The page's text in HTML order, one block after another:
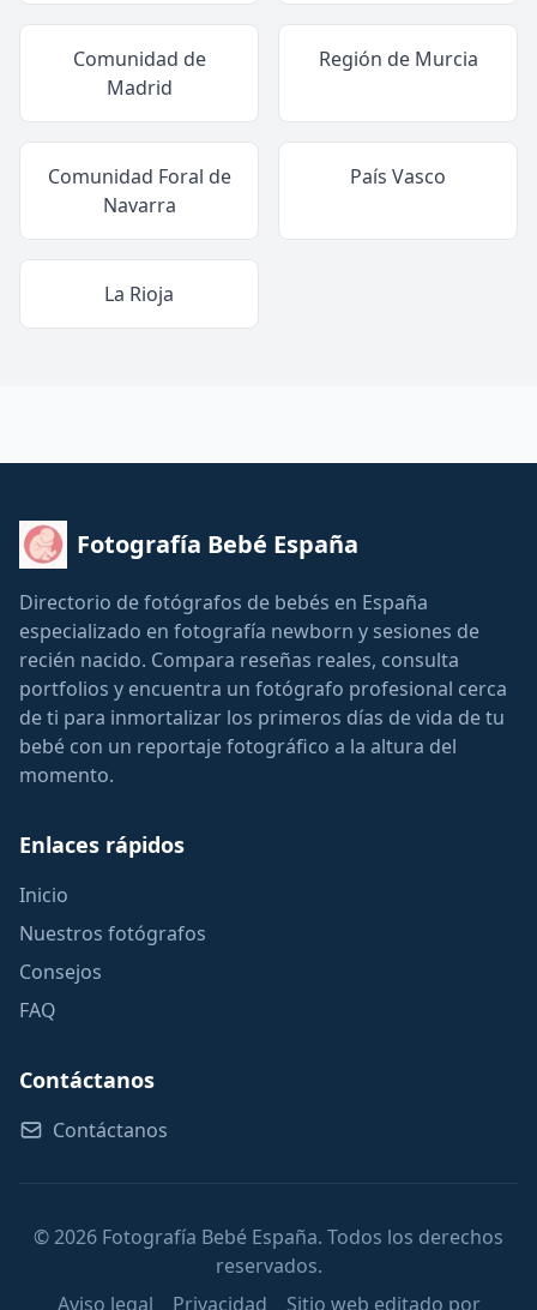
Comunidad de
Madrid
Región de Murcia
Comunidad Foral de
Navarra
País Vasco
La Rioja
Fotografía Bebé España
Directorio de fotógrafos de bebés en España
especializado en fotografía newborn y sesiones de
recién nacido. Compara reseñas reales, consulta
portfolios y encuentra un fotógrafo profesional cerca
de ti para inmortalizar los primeros días de vida de tu
bebé con un reportaje fotográfico a la altura del
momento.
Enlaces rápidos
Inicio
Nuestros fotógrafos
Consejos
FAQ
Contáctanos
Contáctanos
© 2026 Fotografía Bebé España. Todos los derechos
reservados.
Aviso legal
Privacidad Sitio web editado por